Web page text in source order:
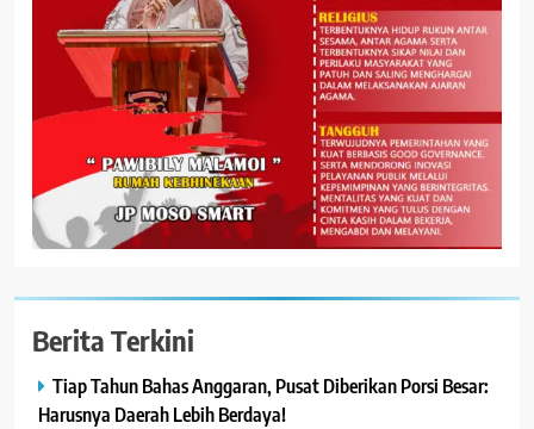
Berita Terkini
Tiap Tahun Bahas Anggaran, Pusat Diberikan Porsi Besar:
Harusnya Daerah Lebih Berdaya!